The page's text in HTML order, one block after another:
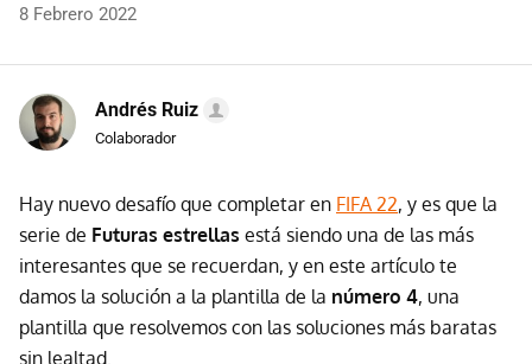
8 Febrero 2022
Andrés Ruiz
Colaborador
Hay nuevo desafío que completar en FIFA 22, y es que la
serie de Futuras estrellas está siendo una de las más
interesantes que se recuerdan, y en este artículo te
damos la solución a la plantilla de la número 4, una
plantilla que resolvemos con las soluciones más baratas
sin lealtad.